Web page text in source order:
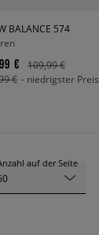
BALANCE 574
€
109,99 €
€ - niedrigster Preis
auf der Seite